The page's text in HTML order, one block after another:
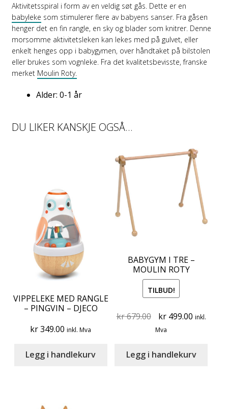
Aktivitetsspiral i form av en veldig søt gås. Dette er en
babyleke som stimulerer flere av babyens sanser. Fra gåsen
henger det en fin rangle, en sky og blader som knitrer. Denne
morsomme aktivitetsleken kan lekes med på gulvet, eller
enkelt henges opp i babygymen, over håndtaket på bilstolen
eller brukes som vognleke. Fra det kvalitetsbevisste, franske
merket Moulin Roty.
Alder: 0-1 år
DU LIKER KANSKJE OGSÅ…
VIPPELEKE MED RANGLE
– PINGVIN – DJECO
kr349.00 inkl. Mva
Legg i handlekurv
BABYGYM I TRE –
MOULIN ROTY
TILBUD!
kr679.00
Original
price
kr 679.00.
kr499.00Current
kr 499.00.
inkl.
Mva
Legg i handlekurv